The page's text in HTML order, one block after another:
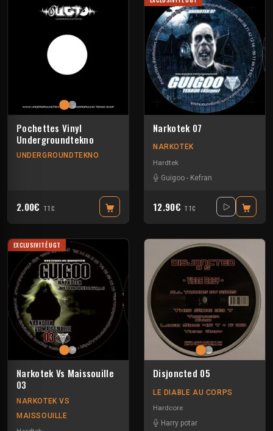
Pochettes Vinyl
Undergroundtekno
UNDERGROUNDTEKNO
2.00€ TTC
Narkotek 07
NARKOTEK
Hardtek
Guigoo - Kefran
12.90€ TTC
EXCLUSIVITÉ UGT
Narkotek Vs Maissouille
03
NARKOTEK VS
MAISSOUILLE
Disjoncted 05
LE DIABLE AU CORPS
Hardcore
Harry potar